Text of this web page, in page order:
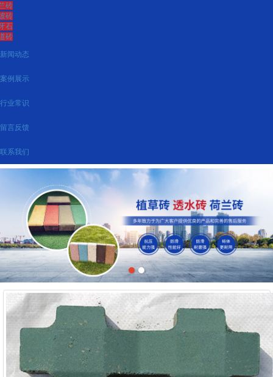
砖
砖
石
砖
新闻动态
案例展示
行业常识
留言反馈
联系我们